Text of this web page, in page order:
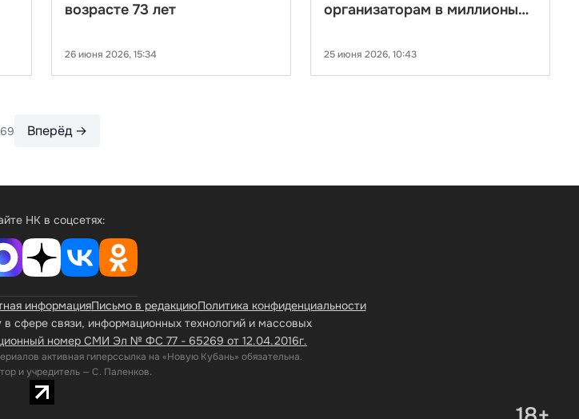
возрасте 73 лет
26 июня 2026, 15:34
организаторам в миллионы
25 июня 2026, 10:43
Вперёд →
НК в соцсетях:
сфере связи, информационных технологий и массовых
номер СМИ Эл № ФС 77 - 65269 от 12.04.2016г.
активная гиперссылка на «Новую Кубань» обязательна.
и учредитель — С. Паленков.
информацияПисьмо в редакциюПолитика конфиденциальности